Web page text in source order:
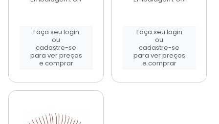
Faça seu login
ou
cadastre-se
para ver preços
e comprar
Faça seu login
ou
cadastre-se
para ver preços
e comprar